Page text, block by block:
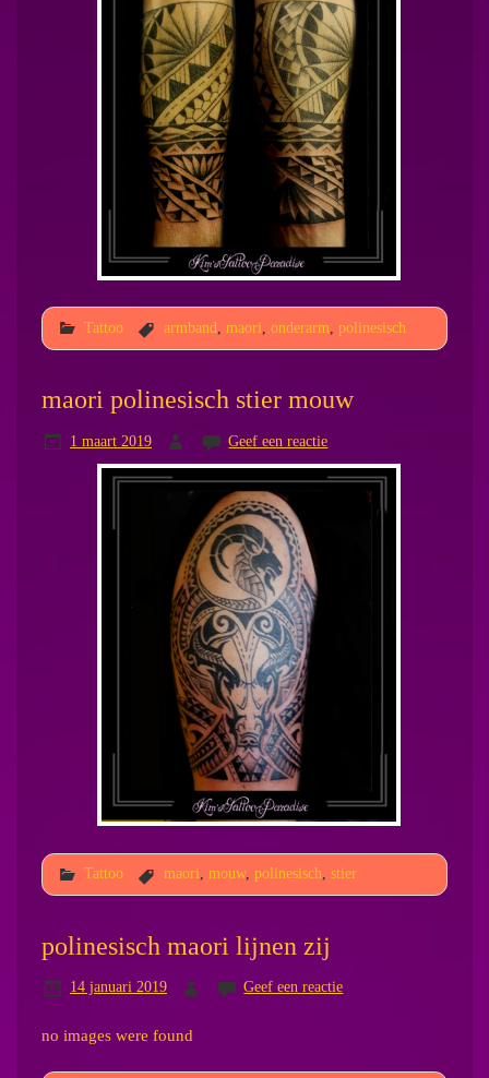
Tattoo armband maori onderarm polinesisch
maori polinesisch stier mouw
1 maart 2019 Geef een reactie
Tattoo maori mouw, polinesisch stier
polinesisch maori lijnen zij
14 januari 2019 Geef een reactie
no images were found